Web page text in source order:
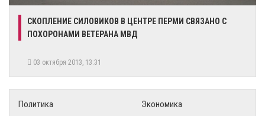
СКОПЛЕНИЕ СИЛОВИКОВ В ЦЕНТРЕ ПЕРМИ СВЯЗАНО С
ПОХОРОНАМИ ВЕТЕРАНА МВД
03 октября 2013, 13:31
Политика
Экономика